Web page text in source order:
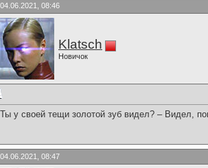
04.06.2021, 08:46
Klatsch
Новичок
у своей тещи золотой зуб видел? – Видел,
04.06.2021, 08:47